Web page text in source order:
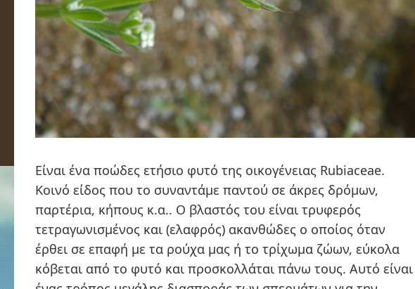
Είναι ένα ποώδες ετήσιο φυτό της οικογένειας Rubiaceae.
Κοινό είδος που το συναντάμε παντού σε άκρες δρόμων,
παρτέρια, κήπους κ.α.. Ο βλαστός του είναι τρυφερός
τετραγωνισμένος και (ελαφρός) ακανθώδες ο οποίος όταν
έρθει σε επαφή με τα ρούχα μας ή το τρίχωμα ζώων, εύκολα
κόβεται από το φυτό και προσκολλάται πάνω τους. Αυτό είναι